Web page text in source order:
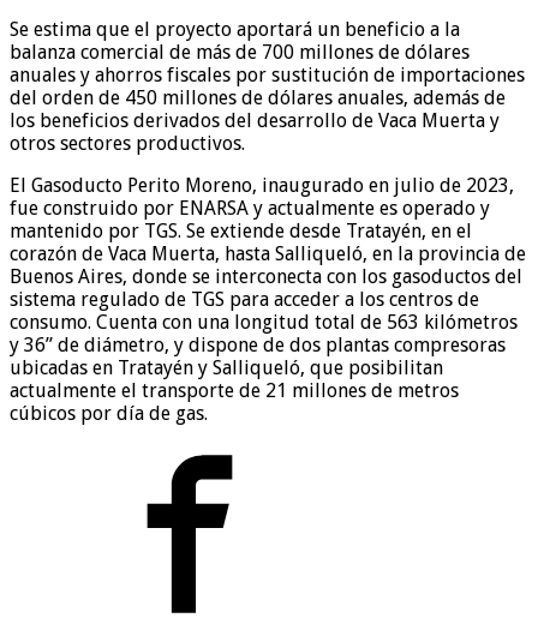
Se estima que el proyecto aportará un beneficio a la
balanza comercial de más de 700 millones de dólares
anuales y ahorros fiscales por sustitución de importaciones
del orden de 450 millones de dólares anuales, además de
los beneficios derivados del desarrollo de Vaca Muerta y
otros sectores productivos.
El Gasoducto Perito Moreno, inaugurado en julio de 2023,
fue construido por ENARSA y actualmente es operado y
mantenido por TGS. Se extiende desde Tratayén, en el
corazón de Vaca Muerta, hasta Salliqueló, en la provincia de
Buenos Aires, donde se interconecta con los gasoductos del
sistema regulado de TGS para acceder a los centros de
consumo. Cuenta con una longitud total de 563 kilómetros
y 36” de diámetro, y dispone de dos plantas compresoras
ubicadas en Tratayén y Salliqueló, que posibilitan
actualmente el transporte de 21 millones de metros
cúbicos por día de gas.